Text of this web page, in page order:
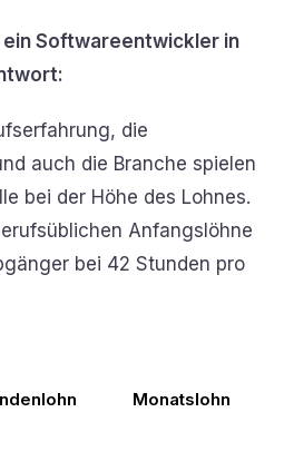
Softwareentwickler in
die
auch die Branche spielen
bei der Höhe des Lohnes.
Anfangslöhne
bei 42 Stunden pro
Monatslohn